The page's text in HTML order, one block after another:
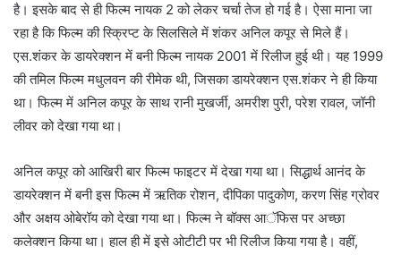
है। इसके बाद से ही फिल्म नायक 2 को लेकर चर्चा तेज हो गई है। ऐसा माना जा
रहा है कि फिल्म की स्क्रिप्ट के सिलसिले में शंकर अनिल कपूर से मिले हैं।
एस.शंकर के डायरेक्शन में बनी फिल्म नायक 2001 में रिलीज हुई थी। यह 1999
की तमिल फिल्म मधुलवन की रीमेक थी, जिसका डायरेक्शन एस.शंकर ने ही किया
था। फिल्म में अनिल कपूर के साथ रानी मुखर्जी, अमरीश पुरी, परेश रावल, जॉनी
लीवर को देखा गया था।
अनिल कपूर को आखिरी बार फिल्म फाइटर में देखा गया था। सिद्धार्थ आनंद के
डायरेक्शन में बनी इस फिल्म में ऋतिक रोशन, दीपिका पादुकोण, करण सिंह ग्रोवर
और अक्षय ओबेरॉय को देखा गया था। फिल्म ने बॉक्स आॅफिस पर अच्छा
कलेक्शन किया था। हाल ही में इसे ओटीटी पर भी रिलीज किया गया है। वहीं,